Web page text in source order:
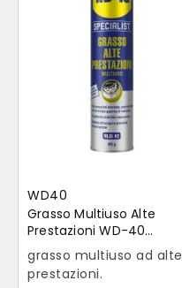
WD40
Grasso Multiuso Alte
Prestazioni WD-40
Specialist 400ml
grasso multiuso ad alte
prestazioni.